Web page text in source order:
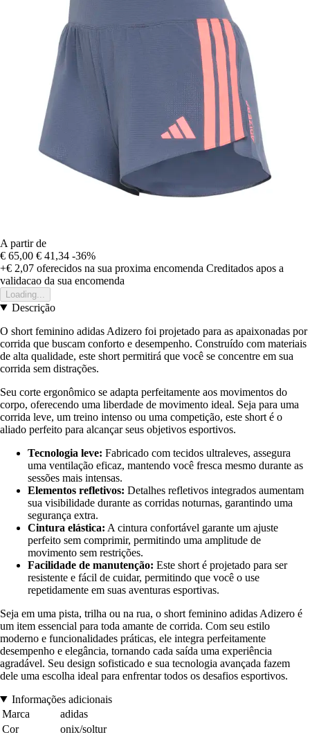
A partir de
€ 65,00 € 41,34 -36%
+€ 2,07 oferecidos na sua proxima encomenda Creditados apos a
validacao da sua encomenda
Loading...
Descrição
O short feminino adidas Adizero foi projetado para as apaixonadas por
corrida que buscam conforto e desempenho. Construído com materiais
de alta qualidade, este short permitirá que você se concentre em sua
corrida sem distrações.
Seu corte ergonômico se adapta perfeitamente aos movimentos do
corpo, oferecendo uma liberdade de movimento ideal. Seja para uma
corrida leve, um treino intenso ou uma competição, este short é o
aliado perfeito para alcançar seus objetivos esportivos.
Tecnologia leve: Fabricado com tecidos ultraleves, assegura
uma ventilação eficaz, mantendo você fresca mesmo durante as
sessões mais intensas.
Elementos refletivos: Detalhes refletivos integrados aumentam
sua visibilidade durante as corridas noturnas, garantindo uma
segurança extra.
Cintura elástica: A cintura confortável garante um ajuste
perfeito sem comprimir, permitindo uma amplitude de
movimento sem restrições.
Facilidade de manutenção: Este short é projetado para ser
resistente e fácil de cuidar, permitindo que você o use
repetidamente em suas aventuras esportivas.
Seja em uma pista, trilha ou na rua, o short feminino adidas Adizero é
um item essencial para toda amante de corrida. Com seu estilo
moderno e funcionalidades práticas, ele integra perfeitamente
desempenho e elegância, tornando cada saída uma experiência
agradável. Seu design sofisticado e sua tecnologia avançada fazem
dele uma escolha ideal para enfrentar todos os desafios esportivos.
Informações adicionais
Marca
adidas
Cor
onix/soltur